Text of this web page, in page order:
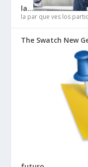
la…
la par que ves los
The Swatch New